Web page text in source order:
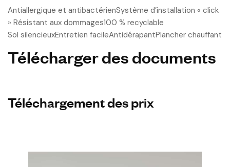
Antiallergique et antibactérienSystème d’installation « click
» Résistant aux dommages100 % recyclable
Sol silencieuxEntretien facileAntidérapantPlancher chauffant
Télécharger des documents
Téléchargement des prix